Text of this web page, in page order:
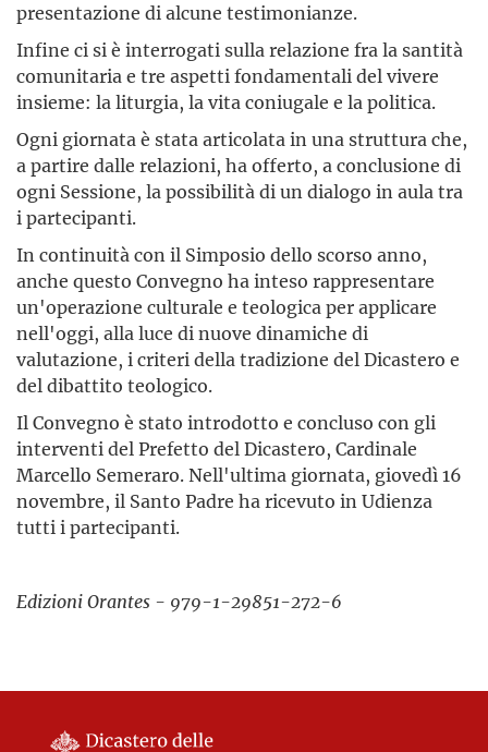
presentazione di alcune testimonianze.
Infine ci si è interrogati sulla relazione fra la santità
comunitaria e tre aspetti fondamentali del vivere
insieme: la liturgia, la vita coniugale e la politica.
Ogni giornata è stata articolata in una struttura che,
a partire dalle relazioni, ha offerto, a conclusione di
ogni Sessione, la possibilità di un dialogo in aula tra
i partecipanti.
In continuità con il Simposio dello scorso anno,
anche questo Convegno ha inteso rappresentare
un'operazione culturale e teologica per applicare
nell'oggi, alla luce di nuove dinamiche di
valutazione, i criteri della tradizione del Dicastero e
del dibattito teologico.
Il Convegno è stato introdotto e concluso con gli
interventi del Prefetto del Dicastero, Cardinale
Marcello Semeraro. Nell'ultima giornata, giovedì 16
novembre, il Santo Padre ha ricevuto in Udienza
tutti i partecipanti.
Edizioni Orantes - 979-1-29851-272-6